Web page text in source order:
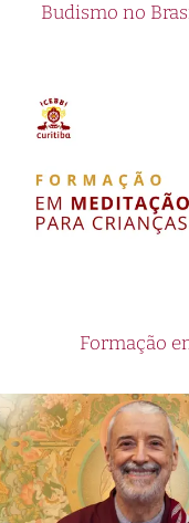
Budismo no
Formação